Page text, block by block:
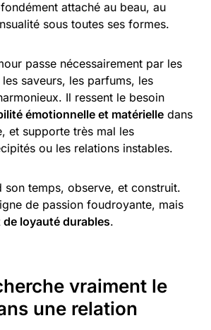
attaché au beau, au
sous toutes ses formes.
passe nécessairement par les
saveurs, les parfums, les
Il ressent le besoin
émotionnelle et matérielle dans
et supporte très mal les
ou les relations instables.
son temps, observe, et construit.
de passion foudroyante, mais
loyauté durables.
vraiment le
une relation